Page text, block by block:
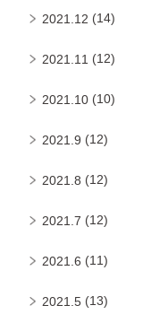
2021.12 (14)
2021.11 (12)
2021.10 (10)
2021.9 (12)
2021.8 (12)
2021.7 (12)
2021.6 (11)
2021.5 (13)